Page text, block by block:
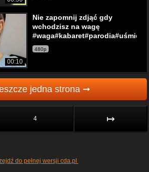
00:10
Nie zapomnij zdjąć gdy
wchodzisz na wagę
480p
jedna strona ➞
4 ↦
do pełnej wersji cda.pl